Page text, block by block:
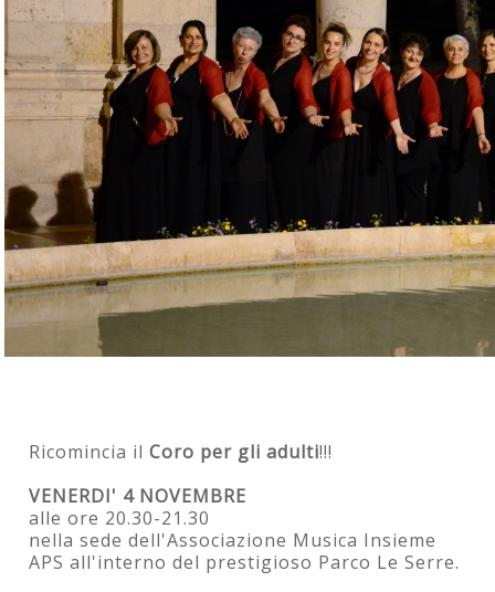
Ricomincia ilCoro per gli adulti!!!
VENERDI' 4 NOVEMBRE
alle ore 20.30-21.30
nella sede dell'Associazione Musica Insieme
APS all'interno del prestigioso Parco Le Serre.